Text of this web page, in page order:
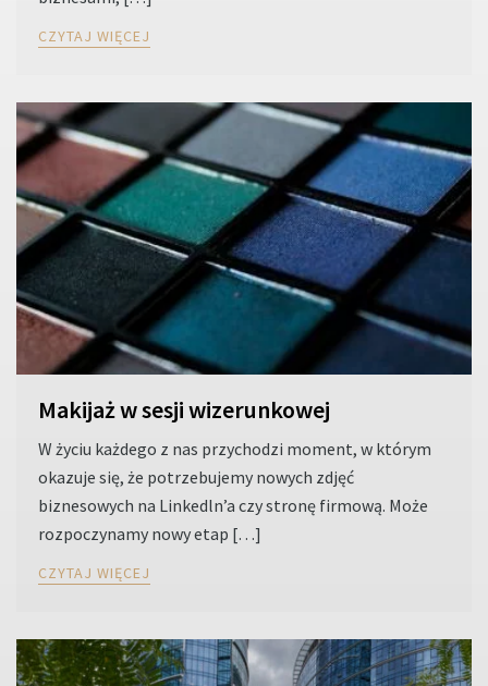
CZYTAJ WIĘCEJ
Makijaż w sesji wizerunkowej
W życiu każdego z nas przychodzi moment, w którym
okazuje się, że potrzebujemy nowych zdjęć
biznesowych na Linkedln’a czy stronę firmową. Może
rozpoczynamy nowy etap […]
CZYTAJ WIĘCEJ